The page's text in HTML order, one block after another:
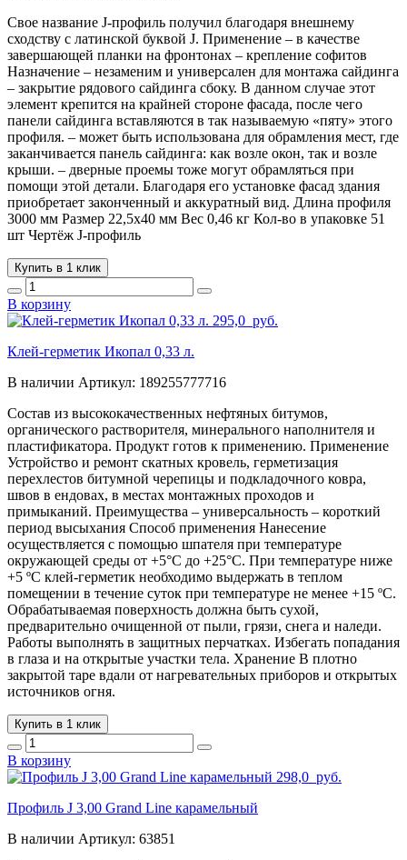
Свое название J-профиль получил благодаря внешнему
сходству с латинской буквой J. Применение – в качестве
завершающей планки на фронтонах – крепление софитов
Назначение – незаменим и универсален для монтажа сайдинга
– закрытие рядового сайдинга сбоку. В данном случае этот
элемент крепится на крайней стороне фасада, после чего
панели сайдинга вставляются в так называемую «пяту» этого
профиля. – может быть использована для обрамления мест, где
заканчивается панель сайдинга: как возле окон, так и возле
крыши. – дверные проемы тоже могут обрамляться при
помощи этой детали. Благодаря его установке фасад здания
приобретает законченный и аккуратный вид. Длина профиля
3000 мм Размер 22,5х40 мм Вес 0,46 кг Кол-во в упаковке 51
шт Чертёж J-профиль
Купить в 1 клик
В корзину
295,0 руб.
Клей-герметик Икопал 0,33 л.
В наличии Артикул: 189255777716
Состав из высококачественных нефтяных битумов,
органического растворителя, минерального наполнителя и
пластификатора. Продукт готов к применению. Применение
Устройство и ремонт скатных кровель, герметизация
перехлестов битумной черепицы и подкладочного ковра,
швов в ендовах, в местах монтажных проходов и
примыканий. Преимущества – универсальность – короткий
период высыхания Способ применения Нанесение
осуществляется с помощью шпателя при температуре
окружающей среды от +5°С до +25°С. При температуре ниже
+5 ºС клей-герметик необходимо выдержать в теплом
помещении в течение суток при температуре не менее +15 ºС.
Обрабатываемая поверхность должна быть сухой,
предварительно очищенной от пыли, грязи, снега и наледи.
Работы выполнять в защитных перчатках. Избегать попадания
в глаза и на открытые участки тела. Хранение В плотно
закрытой таре вдали от нагревательных приборов и открытых
источников огня.
Купить в 1 клик
В корзину
298,0 руб.
Профиль J 3,00 Grand Line карамельный
В наличии Артикул: 63851